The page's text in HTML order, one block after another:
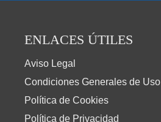
ENLACES ÚTILES
Aviso Legal
Condiciones Generales de Uso
Política de Cookies
Política de Privacidad